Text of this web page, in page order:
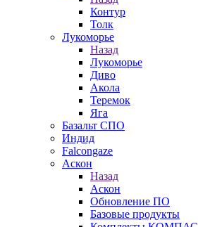
Контур
Толк
Лукоморье
Назад
Лукоморье
Диво
Акола
Теремок
Яга
Базальт СПО
Индид
Falcongaze
Аскон
Назад
Аскон
Обновление ПО
Базовые продукты